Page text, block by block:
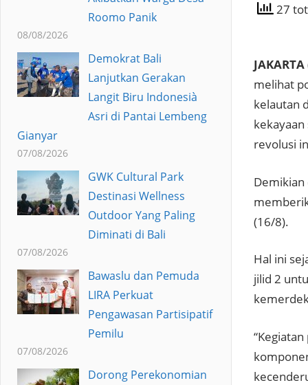
27
JAKARTA
melihat
kelautan
revolusi
Demikian
(16/8).
Hal ini
jilid 2
Roomo Panik
08/08/2026
Demokrat Bali
Lanjutkan Gerakan
Langit Biru Indonesià
Asri di Pantai Lembeng
Gianyar
07/08/2026
GWK Cultural Park
Destinasi Wellness
Outdoor Yang Paling
Diminati di Bali
07/08/2026
Bawaslu dan Pemuda
LIRA Perkuat
Pengawasan Partisipatif
Pemilu
07/08/2026
Dorong Perekonomian